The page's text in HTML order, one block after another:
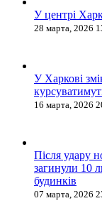
У центрі
28 марта, 2026
У Харкові
16 марта, 2026
Після удару
загинули 10
будинків
07 марта, 2026